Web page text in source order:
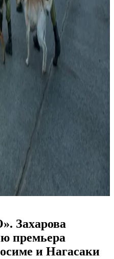
Захарова
премьера
и Нагасаки